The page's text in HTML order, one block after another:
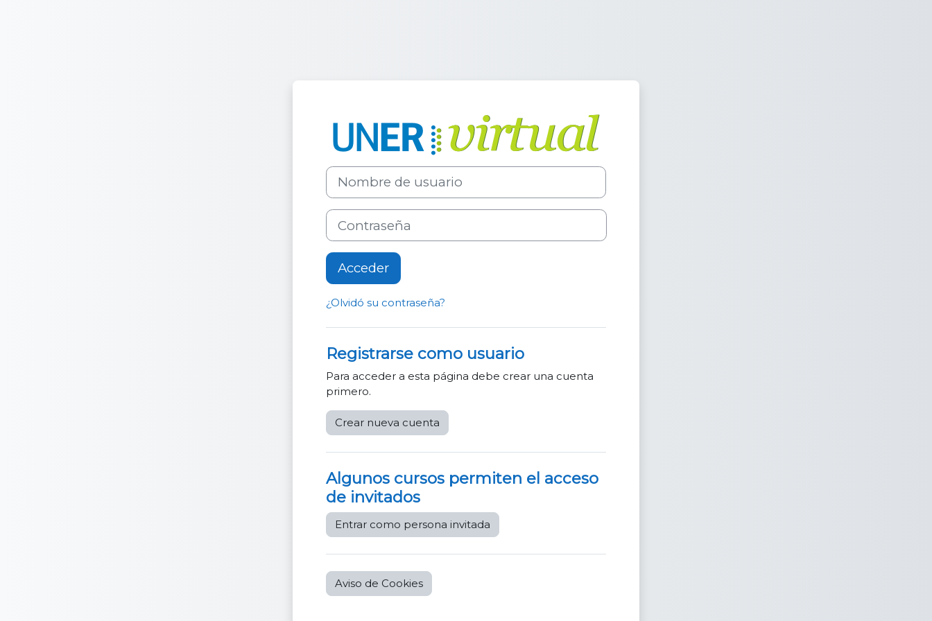
Entrar a Universidad Nacional de Entre Ríos
Nombre de usuario
Contraseña
Acceder
¿Olvidó su contraseña?
Registrarse como usuario
Para acceder a esta página debe crear una cuenta
primero.
Crear nueva cuenta
Algunos cursos permiten el acceso
de invitados
Entrar como persona invitada
Aviso de Cookies